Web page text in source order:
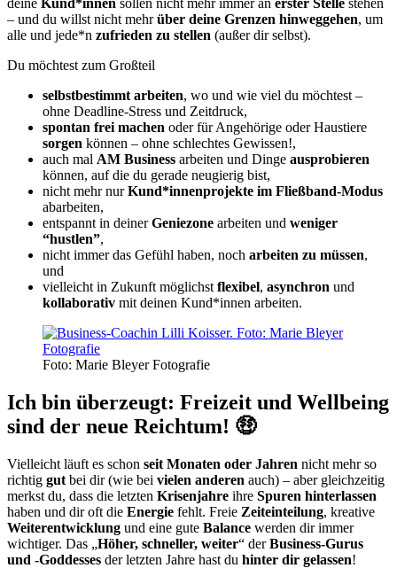
– und du willst nicht mehrüber deine Grenzen hinweggehen, um
alle und jede*n zufrieden zu stellen (außer dir selbst).
Du möchtest zum Großteil
selbstbestimmt arbeiten, wo und wie viel du möchtest –
ohne Deadline-Stress und Zeitdruck,
spontan frei machen oder für Angehörige oder Haustiere
sorgen können – ohne schlechtes Gewissen!,
auch mal AM Business arbeiten und Dinge ausprobieren
können, auf die du gerade neugierig bist,
nicht mehr nurKund*innenprojekte im Fließband-Modus
abarbeiten,
entspannt in deinerGeniezone arbeiten und weniger
“hustlen”,
nicht immer das Gefühl haben, noch arbeiten zu müssen,
und
vielleicht in Zukunft möglichst flexibel, asynchron und
kollaborativ mit deinen Kund*innen arbeiten.
Foto: Marie Bleyer Fotografie
Ich bin überzeugt: Freizeit und Wellbeing
sind der neue Reichtum! 🤑
Vielleicht läuft es schon seit Monaten oder Jahren nicht mehr so
richtig gut bei dir (wie bei vielen anderen auch) – aber gleichzeitig
merkst du, dass die letzten Krisenjahre ihre Spuren hinterlassen
haben und dir oft die Energie fehlt. Freie Zeiteinteilung, kreative
Weiterentwicklung und eine gute Balance werden dir immer
wichtiger. Das „Höher, schneller, weiter“ derBusiness-Gurus
und -Goddesses der letzten Jahre hast du hinter dir gelassen!